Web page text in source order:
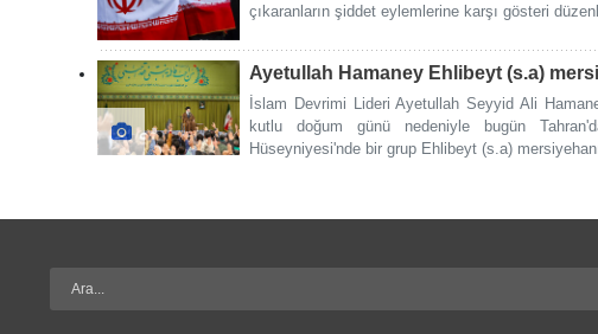
çıkaranların şiddet eylemlerine karşı gösteri
Ayetullah Hamaney Ehlibeyt (s.a)
İslam Devrimi Lideri Ayetullah Seyyid Ali
kutlu doğum günü nedeniyle bugün
Hüseyniyesi'nde bir grup Ehlibeyt (s.a)